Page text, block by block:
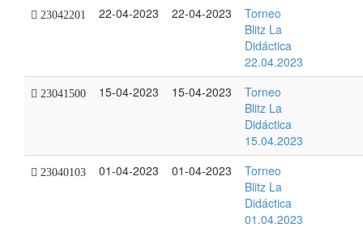
23042201 22-04-2023 22-04-2023
Torneo
Blitz La
Didáctica
22.04.2023
23041500 15-04-2023 15-04-2023
Torneo
Blitz La
Didáctica
15.04.2023
23040103 01-04-2023 01-04-2023
Torneo
Blitz La
Didáctica
01.04.2023